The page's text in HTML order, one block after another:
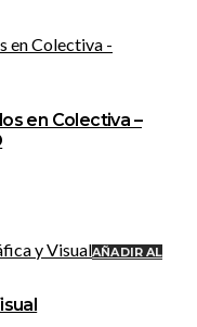
en Colectiva –
AÑADIR AL